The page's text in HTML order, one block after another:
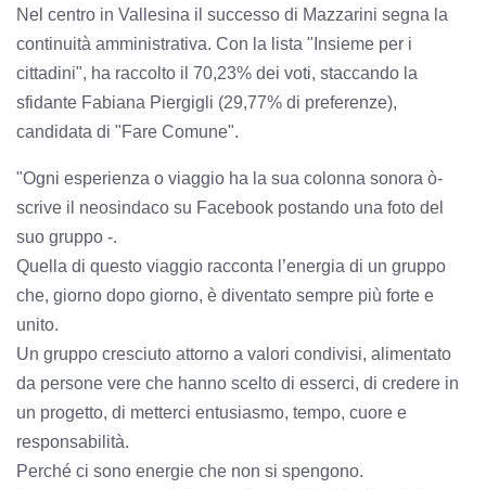
Nel centro in Vallesina il successo di Mazzarini segna la
continuità amministrativa. Con la lista "Insieme per i
cittadini", ha raccolto il 70,23% dei voti, staccando la
sfidante Fabiana Piergigli (29,77% di preferenze),
candidata di "Fare Comune".
"Ogni esperienza o viaggio ha la sua colonna sonora ò-
scrive il neosindaco su Facebook postando una foto del
suo gruppo -.
Quella di questo viaggio racconta l’energia di un gruppo
che, giorno dopo giorno, è diventato sempre più forte e
unito.
Un gruppo cresciuto attorno a valori condivisi, alimentato
da persone vere che hanno scelto di esserci, di credere in
un progetto, di metterci entusiasmo, tempo, cuore e
responsabilità.
Perché ci sono energie che non si spengono.